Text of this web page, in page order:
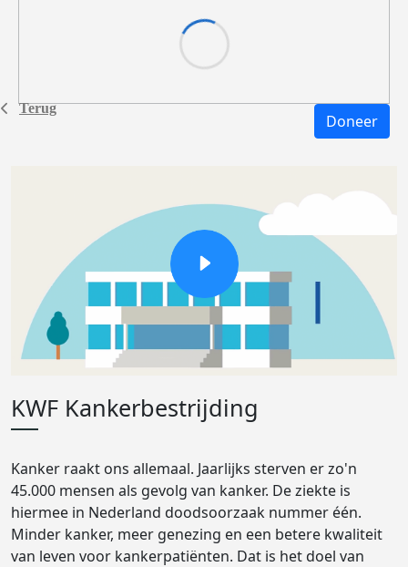
Terug
Doneer
KWF Kankerbestrijding
Kanker raakt ons allemaal. Jaarlijks sterven er zo'n
45.000 mensen als gevolg van kanker. De ziekte is
hiermee in Nederland doodsoorzaak nummer één.
Minder kanker, meer genezing en een betere kwaliteit
van leven voor kankerpatiënten. Dat is het doel van